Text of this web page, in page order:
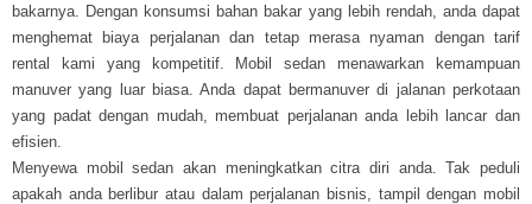
bakarnya. Dengan konsumsi bahan bakar yang lebih rendah, anda dapat
menghemat biaya perjalanan dan tetap merasa nyaman dengan tarif
rental kami yang kompetitif. Mobil sedan menawarkan kemampuan
manuver yang luar biasa. Anda dapat bermanuver di jalanan perkotaan
yang padat dengan mudah, membuat perjalanan anda lebih lancar dan
efisien.
Menyewa mobil sedan akan meningkatkan citra diri anda. Tak peduli
apakah anda berlibur atau dalam perjalanan bisnis, tampil dengan mobil